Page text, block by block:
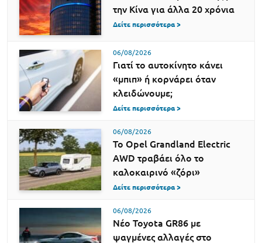
την Κίνα για άλλα 20 χρόνια
Δείτε περισσότερα >
06/08/2026
Γιατί το αυτοκίνητο κάνει
«μπιπ» ή κορνάρει όταν
κλειδώνουμε;
Δείτε περισσότερα >
06/08/2026
Το Opel Grandland Electric
AWD τραβάει όλο το
καλοκαιρινό «ζόρι»
Δείτε περισσότερα >
06/08/2026
Νέο Toyota GR86 με
ψαγμένες αλλαγές στο